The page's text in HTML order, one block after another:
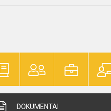
DOKUMENTAI